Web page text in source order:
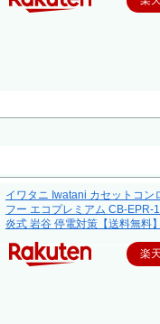
イワタニ Iwatani カセットコン
フー エコプレミアム CB-EPR-
炎式 岩谷 停電対策【送料無料
楽